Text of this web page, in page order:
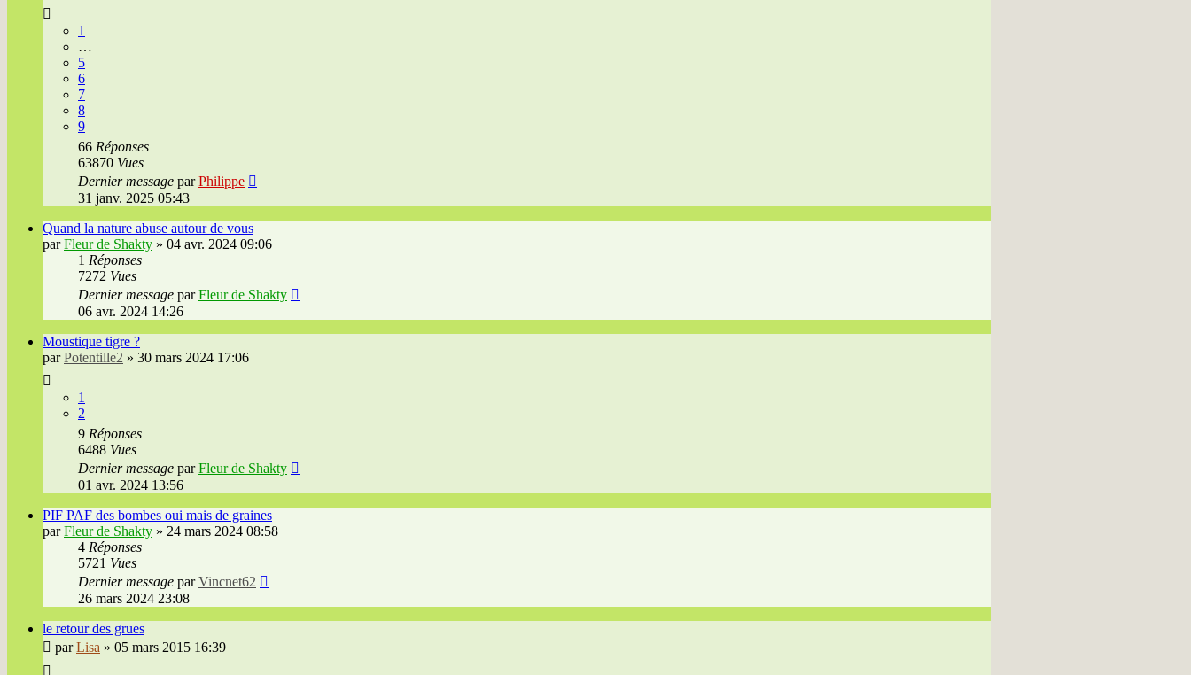
1
…
5
6
7
8
9
66 Réponses
63870 Vues
Dernier message parPhilippe
31 janv. 2025 05:43
Quand la nature abuse autour de vous
parFleur de Shakty » 04 avr. 2024 09:06
1 Réponses
7272 Vues
Dernier message parFleur de Shakty
06 avr. 2024 14:26
Moustique tigre ?
parPotentille2 » 30 mars 2024 17:06
1
2
9 Réponses
6488 Vues
Dernier message parFleur de Shakty
01 avr. 2024 13:56
PIF PAF des bombes oui mais de graines
parFleur de Shakty » 24 mars 2024 08:58
4 Réponses
5721 Vues
Dernier message parVincnet62
26 mars 2024 23:08
le retour des grues
parLisa » 05 mars 2015 16:39